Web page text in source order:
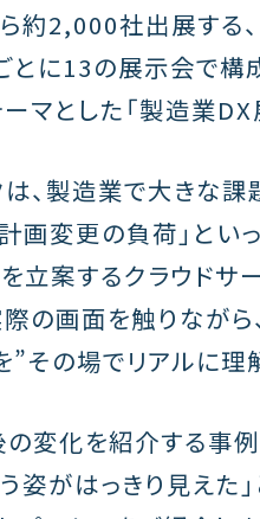
約2,000社出展する
とに13の展示会で構
マとした「製造業DX
、製造業で大きな課
計画変更の負荷」と
立案するクラウドサ
際の画面を触りなが
”その場でリアルに理
の変化を紹介する事
姿がはっきり見えた